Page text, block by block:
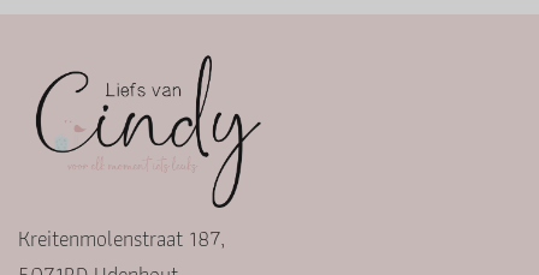
Kreitenmolenstraat 187,